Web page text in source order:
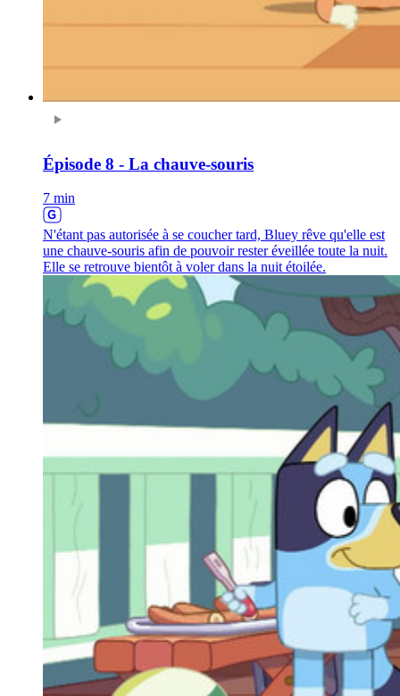
Épisode 8 - La chauve-souris
7 min
N'étant pas autorisée à se coucher tard, Bluey rêve qu'elle est
une chauve-souris afin de pouvoir rester éveillée toute la nuit.
Elle se retrouve bientôt à voler dans la nuit étoilée.